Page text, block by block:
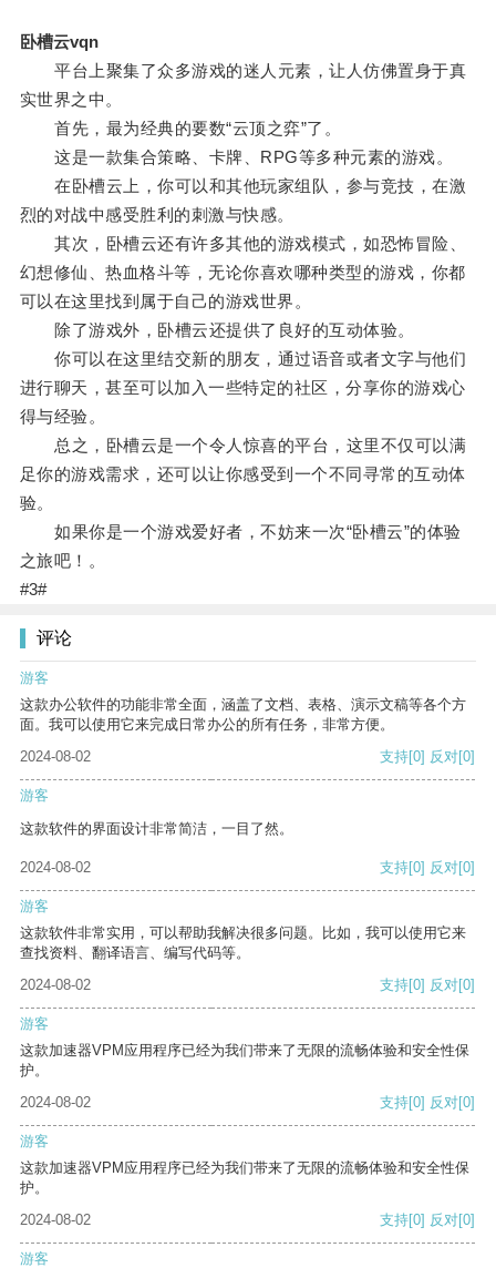
卧槽云vqn
平台上聚集了众多游戏的迷人元素，让人仿佛置身于真
实世界之中。
首先，最为经典的要数“云顶之弈”了。
这是一款集合策略、卡牌、RPG等多种元素的游戏。
在卧槽云上，你可以和其他玩家组队，参与竞技，在激
烈的对战中感受胜利的刺激与快感。
其次，卧槽云还有许多其他的游戏模式，如恐怖冒险、
幻想修仙、热血格斗等，无论你喜欢哪种类型的游戏，你都
可以在这里找到属于自己的游戏世界。
除了游戏外，卧槽云还提供了良好的互动体验。
你可以在这里结交新的朋友，通过语音或者文字与他们
进行聊天，甚至可以加入一些特定的社区，分享你的游戏心
得与经验。
总之，卧槽云是一个令人惊喜的平台，这里不仅可以满
足你的游戏需求，还可以让你感受到一个不同寻常的互动体
验。
如果你是一个游戏爱好者，不妨来一次“卧槽云”的体验
之旅吧！。
#3#
评论
游客
这款办公软件的功能非常全面，涵盖了文档、表格、演示文稿等各个方
面。我可以使用它来完成日常办公的所有任务，非常方便。
2024-08-02
支持[0] 反对[0]
游客
这款软件的界面设计非常简洁，一目了然。
2024-08-02 支持[0] 反对[0]
游客
这款软件非常实用，可以帮助我解决很多问题。比如，我可以使用它来
查找资料、翻译语言、编写代码等。
2024-08-02
支持[0] 反对[0]
游客
这款加速器VPM应用程序已经为我们带来了无限的流畅体验和安全性保
护。
2024-08-02
支持[0] 反对[0]
游客
这款加速器VPM应用程序已经为我们带来了无限的流畅体验和安全性保
护。
2024-08-02
支持[0] 反对[0]
游客